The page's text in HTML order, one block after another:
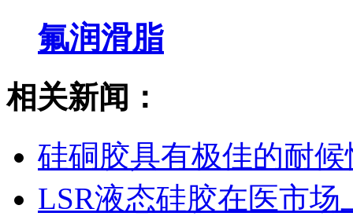
氟润滑脂
相关新闻：
硅硐胶具有极佳的耐候
LSR液态硅胶在医市场